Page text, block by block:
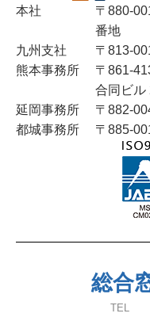
本社
〒880-
番地
九州支社
〒813-
熊本事務所
〒861-
合同ビル
延岡事務所
〒882-
都城事務所
〒885-
総合
TEL